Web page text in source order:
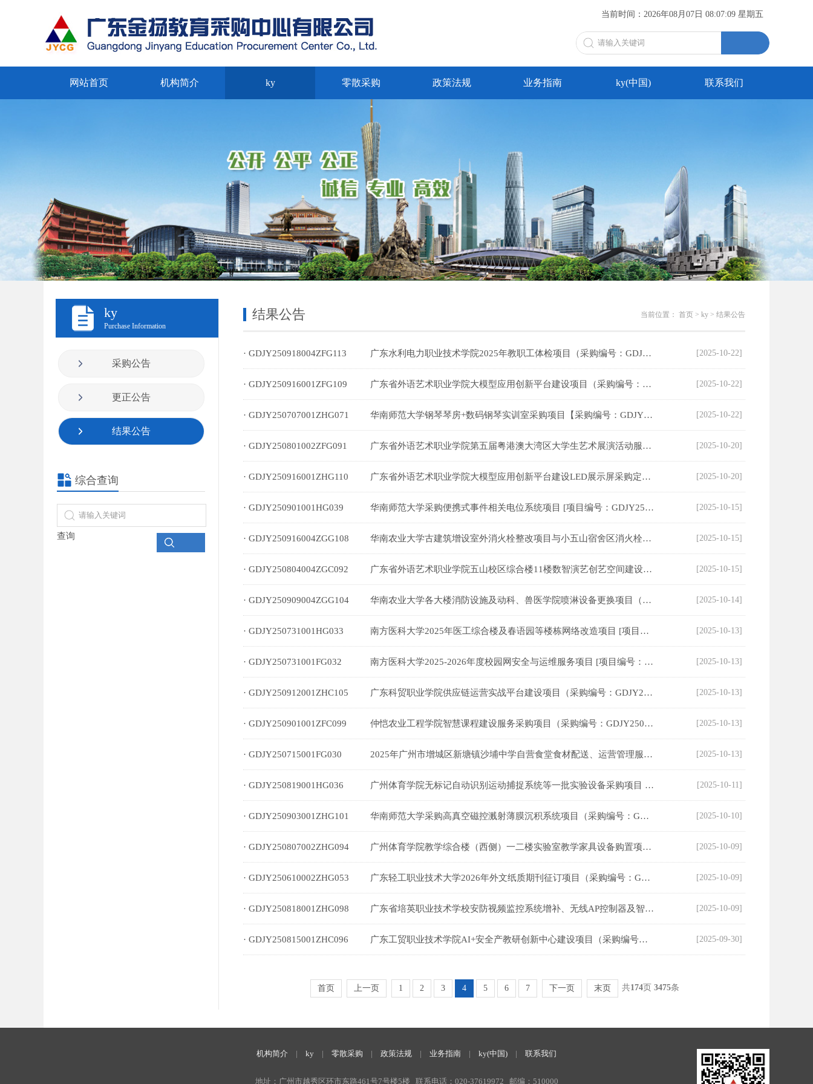
当前时间： 2026年08月07日 08:07:09 星期五
网站首页 机构简介 ky 零散采购 政策法规 业务指南 ky(中国) 联系我们
ky
Purchase Information
采购公告
更正公告
结果公告
综合查询
查询
结果公告 当前位置： 首页 > ky > 结果公告
· GDJY250918004ZFG113 广东水利电力职业技术学院2025年教职工体检项目（采购编号：GDJY250918004ZFG113）中标结果公告 [2025-10-22]
· GDJY250916001ZFG109 广东省外语艺术职业学院大模型应用创新平台建设项目（采购编号：GDJY250916001ZFG109）中标（成交）结果公告 [2025-10-22]
· GDJY250707001ZHG071 华南师范大学钢琴琴房+数码钢琴实训室采购项目【采购编号：GDJY250707001ZHG071】废标公告 [2025-10-22]
· GDJY250801002ZFG091 广东省外语艺术职业学院第五届粤港澳大湾区大学生艺术展演活动服务项目（采购编号：GDJY250801002ZFG091）中标（成交）结果公告 [2025-10-20]
· GDJY250916001ZHG110 广东省外语艺术职业学院大模型应用创新平台建设LED展示屏采购定点议价供应商采购遴选（采购编号：GDJY250916001ZHG110）中标（成交）结果公告 [2025-10-20]
· GDJY250901001HG039 华南师范大学采购便携式事件相关电位系统项目 [项目编号：GDJY250901001HG039]结果公告 [2025-10-15]
· GDJY250916004ZGG108 华南农业大学古建筑增设室外消火栓整改项目与小五山宿舍区消火栓系统升级整改项目（采购编号：GDJY250916004ZGG108）中标结果公示 [2025-10-15]
· GDJY250804004ZGC092 广东省外语艺术职业学院五山校区综合楼11楼数智演艺创艺空间建设项目定点议价供应商资格遴选（采购编号：GDJY250804004ZGC092）成交结果公告 [2025-10-15]
· GDJY250909004ZGG104 华南农业大学各大楼消防设施及动科、兽医学院喷淋设备更换项目（采购编号：GDJY250909004ZGG104）中标结果公示 [2025-10-14]
· GDJY250731001HG033 南方医科大学2025年医工综合楼及春语园等楼栋网络改造项目 [项目编号：GDJY250731001HG033]结果公告 [2025-10-13]
· GDJY250731001FG032 南方医科大学2025-2026年度校园网安全与运维服务项目 [项目编号：GDJY250731001FG032]结果公告 [2025-10-13]
· GDJY250912001ZHC105 广东科贸职业学院供应链运营实战平台建设项目（采购编号：GDJY250912001ZHC105）中标（成交）结果公告 [2025-10-13]
· GDJY250901001ZFC099 仲恺农业工程学院智慧课程建设服务采购项目（采购编号：GDJY250901001ZFC099）中标（成交）结果公告 [2025-10-13]
· GDJY250715001FG030 2025年广州市增城区新塘镇沙埔中学自营食堂食材配送、运营管理服务项目(三次)[项目编号：GDJY250715001FG030]结果公告 [2025-10-13]
· GDJY250819001HG036 广州体育学院无标记自动识别运动捕捉系统等一批实验设备采购项目 [项目编号：GDJY250819001HG036]结果公告 [2025-10-11]
· GDJY250903001ZHG101 华南师范大学采购高真空磁控溅射薄膜沉积系统项目（采购编号：GDJY250903001ZHG101）中标（成交）结果公告 [2025-10-10]
· GDJY250807002ZHG094 广州体育学院教学综合楼（西侧）一二楼实验室教学家具设备购置项目（采购编号：GDJY250807002ZHG094）中标（成交）结果公告 [2025-10-09]
· GDJY250610002ZHG053 广东轻工职业技术大学2026年外文纸质期刊征订项目（采购编号：GDJY250610002ZHG053）中标结果公告 [2025-10-09]
· GDJY250818001ZHG098 广东省培英职业技术学校安防视频监控系统增补、无线AP控制器及智能网络管理平台、智慧校园访客系统采购项目（采购编号：GDJY250818001ZHG098）中标（成交）结果公告 [2025-10-09]
· GDJY250815001ZHC096 广东工贸职业技术学院AI+安全产教研创新中心建设项目（采购编号：GDJY250815001ZHC096）中标（成交）结果公告 [2025-09-30]
首页 上一页 1 2 3 4 5 6 7 下一页 末页 共174页 3475条
机构简介 | ky | 零散采购 | 政策法规 | 业务指南 | ky(中国) | 联系我们
地址：广州市越秀区环市东路461号7号楼5楼 联系电话：020-37619972 邮编：510000